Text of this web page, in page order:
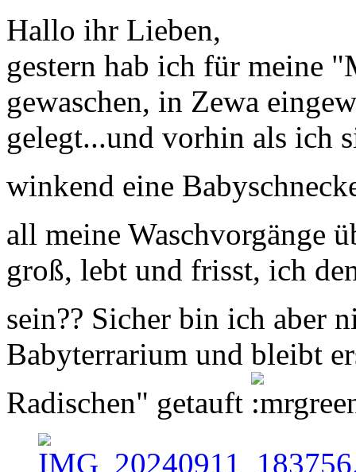
Hallo ihr Lieben,
gestern hab ich für meine
gewaschen, in Zewa
gelegt...und vorhin als ich
winkend eine
all meine Waschvorgänge
groß, lebt und frisst, ich
sein?? Sicher bin ich aber
Babyterrarium und bleibt
Radischen" getauft